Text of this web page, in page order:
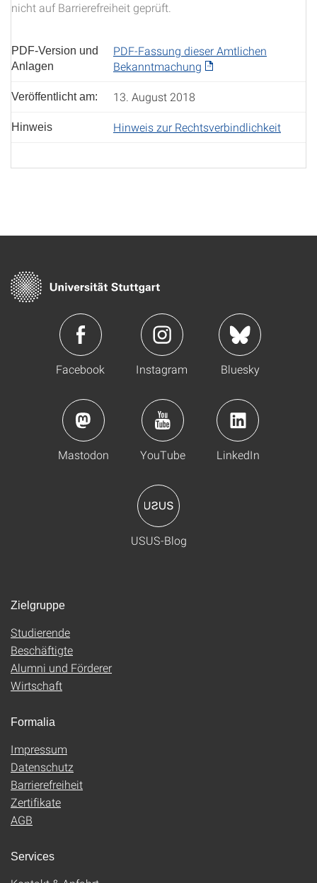
nicht auf Barrierefreiheit geprüft.
PDF-Version und
Anlagen
PDF-Fassung dieser Amtlichen
Bekanntmachung
Veröffentlicht am: 13. August 2018
Hinweis Hinweis zur Rechtsverbindlichkeit
Facebook Instagram Bluesky
Mastodon YouTube LinkedIn
USUS-Blog
Zielgruppe
Studierende
Beschäftigte
Alumni und Förderer
Wirtschaft
Formalia
Impressum
Datenschutz
Barrierefreiheit
Zertifikate
AGB
Services